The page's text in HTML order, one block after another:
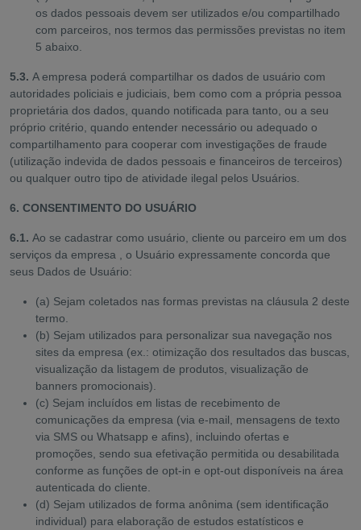
os dados pessoais devem ser utilizados e/ou compartilhado
com parceiros, nos termos das permissões previstas no item
5 abaixo.
5.3. A empresa poderá compartilhar os dados de usuário com
autoridades policiais e judiciais, bem como com a própria pessoa
proprietária dos dados, quando notificada para tanto, ou a seu
próprio critério, quando entender necessário ou adequado o
compartilhamento para cooperar com investigações de fraude
(utilização indevida de dados pessoais e financeiros de terceiros)
ou qualquer outro tipo de atividade ilegal pelos Usuários.
6. CONSENTIMENTO DO USUÁRIO
6.1. Ao se cadastrar como usuário, cliente ou parceiro em um dos
serviços da empresa , o Usuário expressamente concorda que
seus Dados de Usuário:
(a) Sejam coletados nas formas previstas na cláusula 2 deste
termo.
(b) Sejam utilizados para personalizar sua navegação nos
sites da empresa (ex.: otimização dos resultados das buscas,
visualização da listagem de produtos, visualização de
banners promocionais).
(c) Sejam incluídos em listas de recebimento de
comunicações da empresa (via e-mail, mensagens de texto
via SMS ou Whatsapp e afins), incluindo ofertas e
promoções, sendo sua efetivação permitida ou desabilitada
conforme as funções de opt-in e opt-out disponíveis na área
autenticada do cliente.
(d) Sejam utilizados de forma anônima (sem identificação
individual) para elaboração de estudos estatísticos e